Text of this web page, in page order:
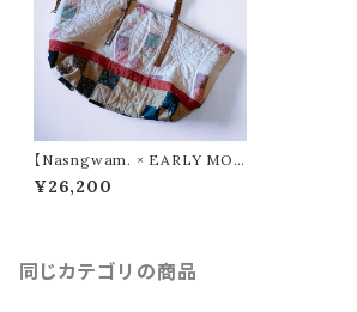
【Nasngwam. × EARLY MOR
NING】 QUILT LARGE FAST
ENER TOTE ①
¥26,200
同じカテゴリの商品